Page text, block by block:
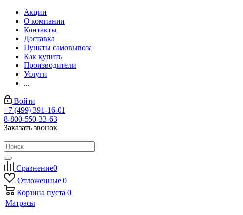
Акции
О компании
Контакты
Доставка
Пункты самовывоза
Как купить
Производители
Услуги
...
Войти
+7 (499) 391-16-01
8-800-550-33-63
Заказать звонок
Сравнение0
Отложенные 0
Корзина пуста 0
Матрасы